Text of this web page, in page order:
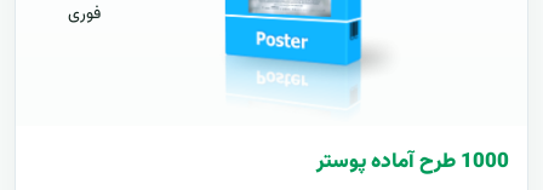
فوری
1000 طرح آماده پوستر